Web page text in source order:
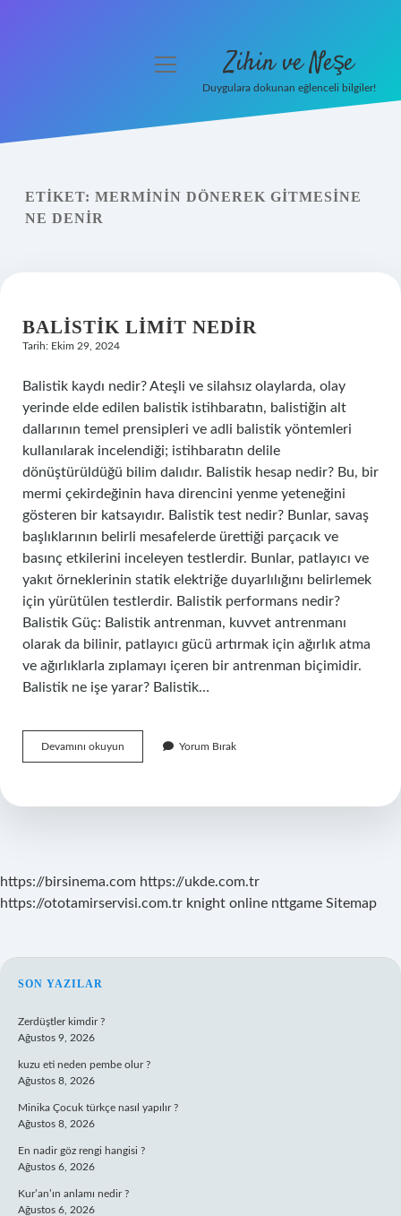
Yasal Uyarı
menüyü
Zihin ve Neşe
Duygulara dokunan eğlenceli bilgiler!
ETIKET: MERMININ DÖNEREK GITMESINE
NE DENIR
BALISTIK LIMIT NEDIR
Tarih: Ekim 29, 2024
Balistik kaydı nedir? Ateşli ve silahsız olaylarda, olay
yerinde elde edilen balistik istihbaratın, balistiğin alt
dallarının temel prensipleri ve adli balistik yöntemleri
kullanılarak incelendiği; istihbaratın delile
dönüştürüldüğü bilim dalıdır. Balistik hesap nedir? Bu, bir
mermi çekirdeğinin hava direncini yenme yeteneğini
gösteren bir katsayıdır. Balistik test nedir? Bunlar, savaş
başlıklarının belirli mesafelerde ürettiği parçacık ve
basınç etkilerini inceleyen testlerdir. Bunlar, patlayıcı ve
yakıt örneklerinin statik elektriğe duyarlılığını belirlemek
için yürütülen testlerdir. Balistik performans nedir?
Balistik Güç: Balistik antrenman, kuvvet antrenmanı
olarak da bilinir, patlayıcı gücü artırmak için ağırlık atma
ve ağırlıklarla zıplamayı içeren bir antrenman biçimidir.
Balistik ne işe yarar? Balistik…
Devamını okuyun
Limit
Yorum Bırak
https://birsinema.com https://ukde.com.tr
https://ototamirservisi.com.tr knight online nttgame Sitemap
SIDEBAR
SON YAZILAR
Zerdüştler kimdir ?
Ağustos 9, 2026
kuzu eti neden pembe olur ?
Ağustos 8, 2026
Minika Çocuk türkçe nasıl yapılır ?
Ağustos 8, 2026
En nadir göz rengi hangisi ?
Ağustos 6, 2026
Kur’an’ın anlamı nedir ?
Ağustos 6, 2026